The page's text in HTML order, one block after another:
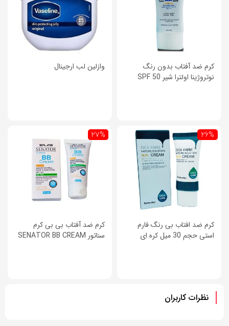
کرم ضد آفتاب بدون رنگ
نوتروژینا اولترا شیر SPF 50
وازلین لب ارجینال
26%
کرم ضد افتاب بی رنگ فارم
استی حجم 30 میل کره ای
27%
کرم ضد آفتاب بی بی کرم
سناتور SENATOR BB CREAM
نظرات کاربران